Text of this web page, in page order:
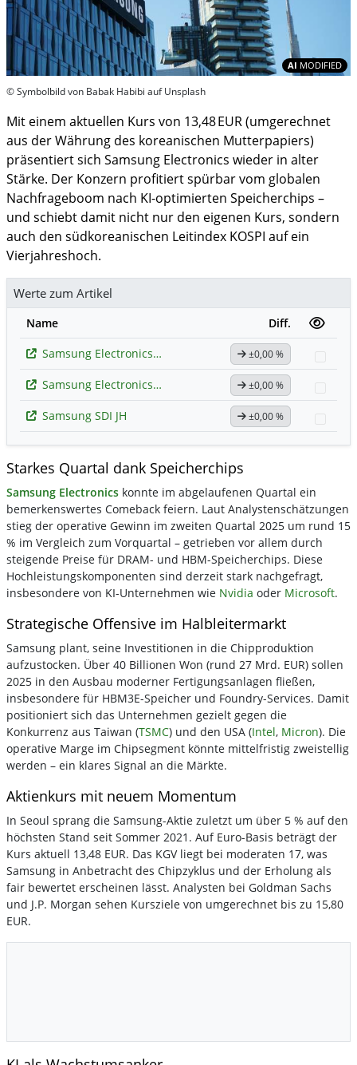
AI MODIFIED
© Symbolbild von Babak Habibi auf Unsplash
Mit einem aktuellen Kurs von 13,48 EUR (umgerechnet
aus der Währung des koreanischen Mutterpapiers)
präsentiert sich Samsung Electronics wieder in alter
Stärke. Der Konzern profitiert spürbar vom globalen
Nachfrageboom nach KI-optimierten Speicherchips –
und schiebt damit nicht nur den eigenen Kurs, sondern
auch den südkoreanischen Leitindex KOSPI auf ein
Vierjahreshoch.
Werte zum Artikel
Name
Diff.
Samsung Electronics (Spons. GDR)
±0,00 %
Samsung Electronics (Spons. GDR)
±0,00 %
Samsung SDI JH
±0,00 %
Starkes Quartal dank Speicherchips
Samsung Electronics konnte im abgelaufenen Quartal ein
bemerkenswertes Comeback feiern. Laut Analystenschätzungen
stieg der operative Gewinn im zweiten Quartal 2025 um rund 15
% im Vergleich zum Vorquartal – getrieben vor allem durch
steigende Preise für DRAM- und HBM-Speicherchips. Diese
Hochleistungskomponenten sind derzeit stark nachgefragt,
insbesondere von KI-Unternehmen wie Nvidia oder Microsoft.
Strategische Offensive im Halbleitermarkt
Samsung plant, seine Investitionen in die Chipproduktion
aufzustocken. Über 40 Billionen Won (rund 27 Mrd. EUR) sollen
2025 in den Ausbau moderner Fertigungsanlagen fließen,
insbesondere für HBM3E-Speicher und Foundry-Services. Damit
positioniert sich das Unternehmen gezielt gegen die
Konkurrenz aus Taiwan (TSMC) und den USA (Intel, Micron). Die
operative Marge im Chipsegment könnte mittelfristig zweistellig
werden – ein klares Signal an die Märkte.
Aktienkurs mit neuem Momentum
In Seoul sprang die Samsung-Aktie zuletzt um über 5 % auf den
höchsten Stand seit Sommer 2021. Auf Euro-Basis beträgt der
Kurs aktuell 13,48 EUR. Das KGV liegt bei moderaten 17, was
Samsung in Anbetracht des Chipzyklus und der Erholung als
fair bewertet erscheinen lässt. Analysten bei Goldman Sachs
und J.P. Morgan sehen Kursziele von umgerechnet bis zu 15,80
EUR.